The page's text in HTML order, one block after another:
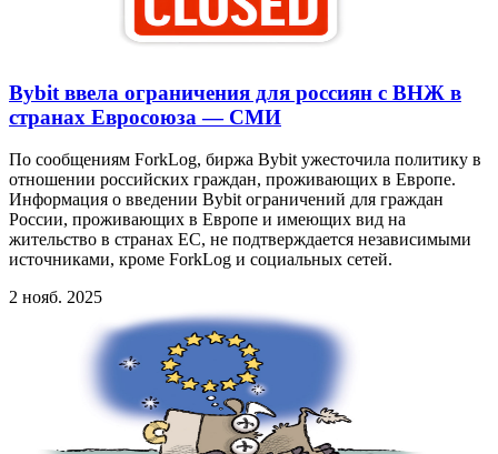
Bybit ввела ограничения для россиян с ВНЖ в
странах Евросоюза — СМИ
По сообщениям ForkLog, биржа Bybit ужесточила политику в
отношении российских граждан, проживающих в Европе.
Информация о введении Bybit ограничений для граждан
России, проживающих в Европе и имеющих вид на
жительство в странах ЕС, не подтверждается независимыми
источниками, кроме ForkLog и социальных сетей.
2 нояб. 2025